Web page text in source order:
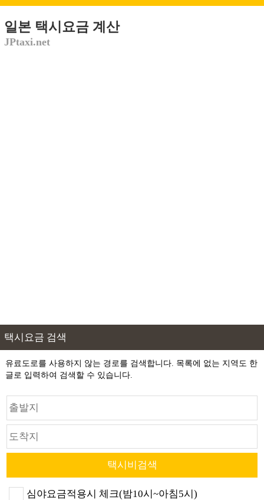
일본 택시요금 계산
JPtaxi.net
택시요금 검색
유료도로를 사용하지 않는 경로를 검색합니다. 목록에 없는 지역도 한
글로 입력하여 검색할 수 있습니다.
심야요금적용시 체크(밤10시~아침5시)